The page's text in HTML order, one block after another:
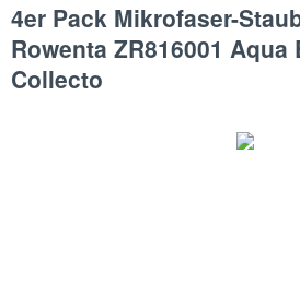
4er Pack Mikrofaser-
Rowenta ZR816001
Collecto